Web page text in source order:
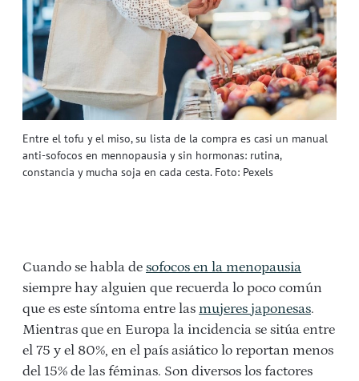
Entre el tofu y el miso, su lista de la compra es casi un manual
anti-sofocos en mennopausia y sin hormonas: rutina,
constancia y mucha soja en cada cesta. Foto: Pexels
Cuando se habla de sofocos en la menopausia
siempre hay alguien que recuerda lo poco común
que es este síntoma entre las mujeres japonesas.
Mientras que en Europa la incidencia se sitúa entre
el 75 y el 80%, en el país asiático lo reportan menos
del 15% de las féminas. Son diversos los factores